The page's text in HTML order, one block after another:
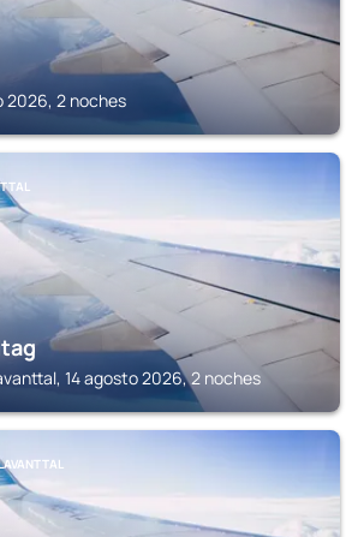
2026, 2 noches
14 agosto 2026, 2 noches